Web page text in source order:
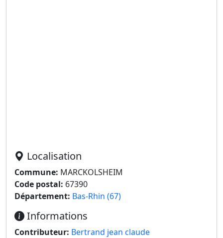
Localisation
Commune: MARCKOLSHEIM
Code postal: 67390
Département: Bas-Rhin (67)
Informations
Contributeur: Bertrand jean claude